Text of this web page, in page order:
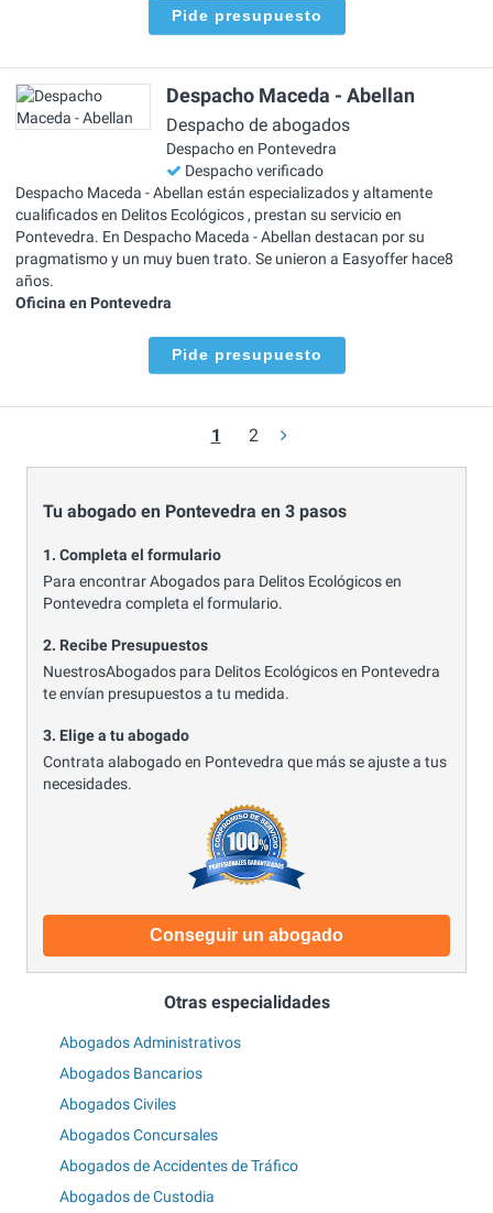
Pide presupuesto
Despacho Maceda - Abellan
Despacho de abogados
Despacho en Pontevedra
Despacho verificado
Despacho Maceda - Abellan están especializados y altamente
cualificados en Delitos Ecológicos , prestan su servicio en
Pontevedra. En Despacho Maceda - Abellan destacan por su
pragmatismo y un muy buen trato. Se unieron a Easyoffer hace8
años.
Oficina en Pontevedra
Pide presupuesto
1 2
Tu abogado en Pontevedra en 3 pasos
1. Completa el formulario
Para encontrar Abogados para Delitos Ecológicos en
Pontevedra completa el formulario.
2. Recibe Presupuestos
NuestrosAbogados para Delitos Ecológicos en Pontevedra
te envían presupuestos a tu medida.
3. Elige a tu abogado
Contrata alabogado en Pontevedra que más se ajuste a tus
necesidades.
Conseguir un abogado
Otras especialidades
Abogados Administrativos
Abogados Bancarios
Abogados Civiles
Abogados Concursales
Abogados de Accidentes de Tráfico
Abogados de Custodia